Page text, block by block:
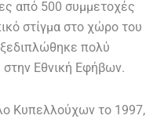
από 500 συμμετοχές
στίγμα στο χώρο του
πολύ
στην Εθνική Εφήβων.
Κυπελλούχων το 1997,